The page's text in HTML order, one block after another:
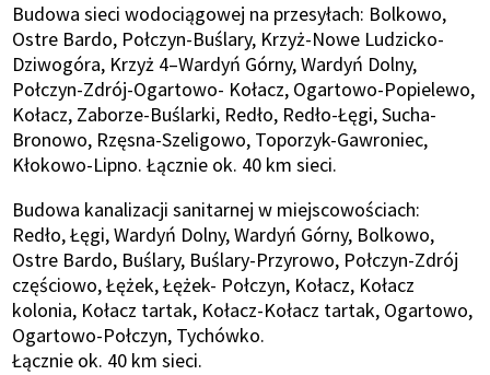
Budowa sieci wodociągowej na przesyłach: Bolkowo,
Ostre Bardo, Połczyn-Buślary, Krzyż-Nowe Ludzicko-
Dziwogóra, Krzyż 4–Wardyń Górny, Wardyń Dolny,
Połczyn-Zdrój-Ogartowo- Kołacz, Ogartowo-Popielewo,
Kołacz, Zaborze-Buślarki, Redło, Redło-Łęgi, Sucha-
Bronowo, Rzęsna-Szeligowo, Toporzyk-Gawroniec,
Kłokowo-Lipno. Łącznie ok. 40 km sieci.
Budowa kanalizacji sanitarnej w miejscowościach:
Redło, Łęgi, Wardyń Dolny, Wardyń Górny, Bolkowo,
Ostre Bardo, Buślary, Buślary-Przyrowo, Połczyn-Zdrój
częściowo, Łężek, Łężek- Połczyn, Kołacz, Kołacz
kolonia, Kołacz tartak, Kołacz-Kołacz tartak, Ogartowo,
Ogartowo-Połczyn, Tychówko.
Łącznie ok. 40 km sieci.